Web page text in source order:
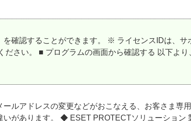
確認することができます。 ※ ライセンスIDは、
さい。 ■ プログラムの画面から確認する 以下よ
ルアドレスの変更などがおこなえる、お客さま専
があります。 ◆ ESET PROTECTソリューション